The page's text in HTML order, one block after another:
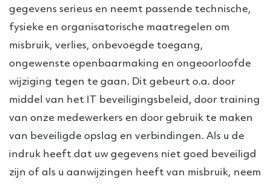
gegevens serieus en neemt passende technische,
fysieke en organisatorische maatregelen om
misbruik, verlies, onbevoegde toegang,
ongewenste openbaarmaking en ongeoorloofde
wijziging tegen te gaan. Dit gebeurt o.a. door
middel van het IT beveiligingsbeleid, door training
van onze medewerkers en door gebruik te maken
van beveiligde opslag en verbindingen. Als u de
indruk heeft dat uw gegevens niet goed beveiligd
zijn of als u aanwijzingen heeft van misbruik, neem